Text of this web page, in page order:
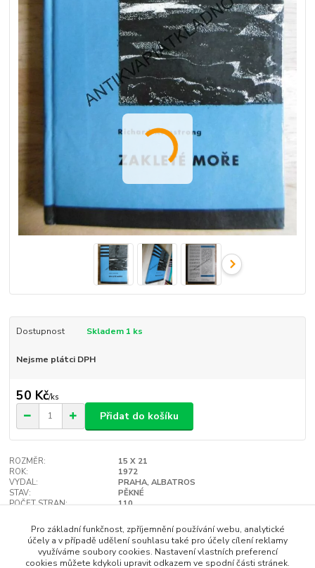
Dostupnost Skladem 1 ks
Nejsme plátci DPH
50 Kč/ks
Přidat do košíku
ROZMĚR:
15 X 21
ROK:
1972
VYDAL:
PRAHA, ALBATROS
STAV:
PĚKNÉ
POČET STRAN:
110
Hlídat cenu / dostupnost
Pro základní funkčnost, zpříjemnění používání webu, analytické
účely a v případě udělení souhlasu také pro účely cílení reklamy
využíváme soubory cookies. Nastavení vlastních preferencí
cookies můžete kdykoli upravit odkazem ve spodní části stránek.